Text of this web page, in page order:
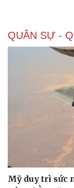
QUÂN SỰ -
Mỹ duy trì sức